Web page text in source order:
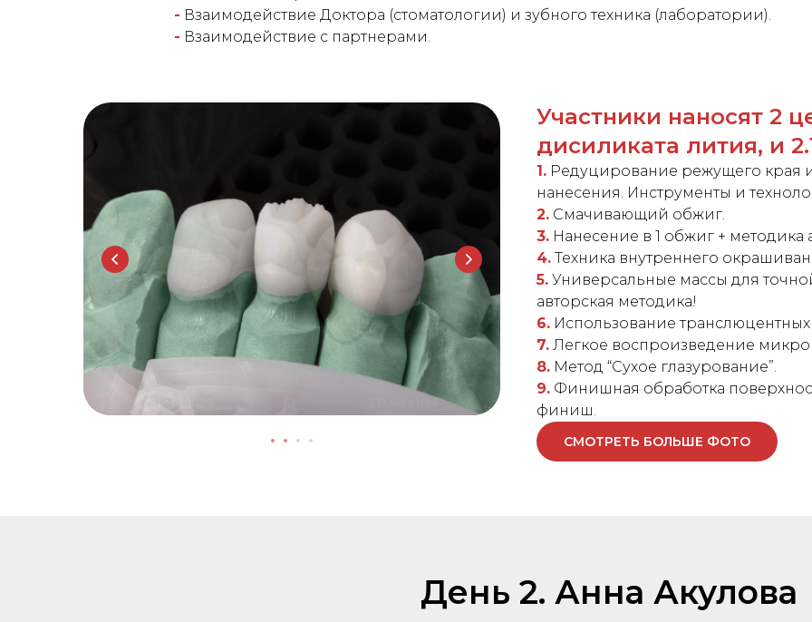
- Взаимодействие Доктора (стоматологии) и зубного техника (лаборатории).
- Взаимодействие с партнерами.
Участники наносят 2
дисиликата лития, и
1. Редуцирование режущего края
нанесения. Инструменты и
2. Смачивающий обжиг.
3. Нанесение в 1 обжиг + методика
4. Техника внутреннего
5. Универсальные массы для
авторская методика!
6. Использование транслюцентных
7. Легкое воспроизведение микро
8. Метод “Сухое глазурование”.
9. Финишная обработка
финиш.
СМОТРЕТЬ БОЛЬШЕ ФОТО
День 2. Анна Акулова